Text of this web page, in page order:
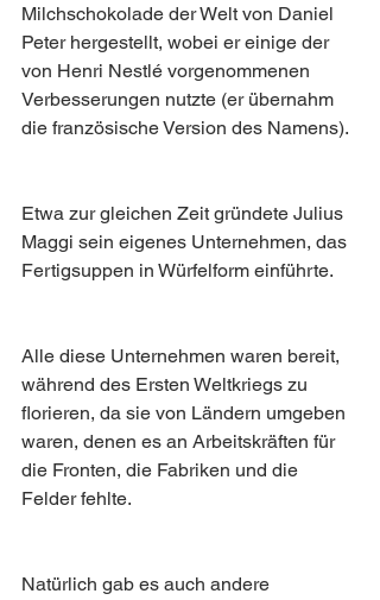
Milchschokolade der Welt von Daniel
Peter hergestellt, wobei er einige der
von Henri Nestlé vorgenommenen
Verbesserungen nutzte (er übernahm
die französische Version des Namens).
Etwa zur gleichen Zeit gründete Julius
Maggi sein eigenes Unternehmen, das
Fertigsuppen in Würfelform einführte.
Alle diese Unternehmen waren bereit,
während des Ersten Weltkriegs zu
florieren, da sie von Ländern umgeben
waren, denen es an Arbeitskräften für
die Fronten, die Fabriken und die
Felder fehlte.
Natürlich gab es auch andere